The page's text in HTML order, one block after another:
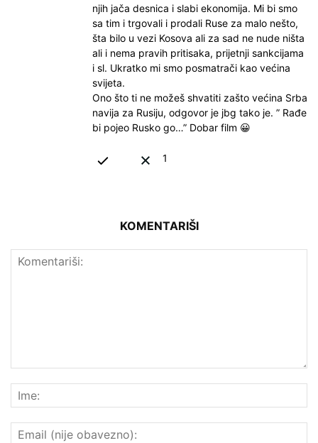
njih jača desnica i slabi ekonomija. Mi bi smo
sa tim i trgovali i prodali Ruse za malo nešto,
šta bilo u vezi Kosova ali za sad ne nude ništa
ali i nema pravih pritisaka, prijetnji sankcijama
i sl. Ukratko mi smo posmatrači kao većina
svijeta.
Ono što ti ne možeš shvatiti zašto većina Srba
navija za Rusiju, odgovor je jbg tako je. ” Rađe
bi pojeo Rusko go…” Dobar film 😀
1
KOMENTARIŠI